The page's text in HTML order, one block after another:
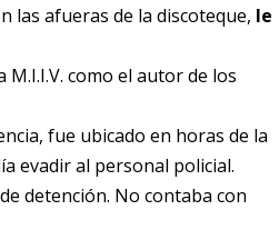
las afueras de la discoteque, le
como el autor de los
fue ubicado en horas de la
evadir al personal policial.
detención. No contaba con